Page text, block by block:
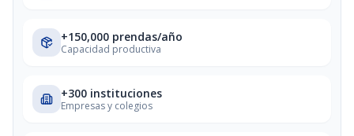
+150,000 prendas/año
Capacidad productiva
+300 instituciones
Empresas y colegios